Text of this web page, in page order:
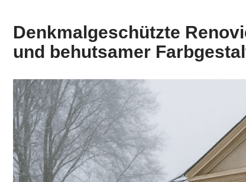
Denkmalgeschützte
und behutsamer